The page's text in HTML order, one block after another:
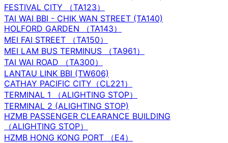
FESTIVAL CITY （TA123）
TAI WAI BBI - CHIK WAN STREET (TA140)
HOLFORD GARDEN （TA143）
MEI FAI STREET （TA150）
MEI LAM BUS TERMINUS （TA961）
TAI WAI ROAD （TA300）
LANTAU LINK BBI (TW606)
CATHAY PACIFIC CITY（CL221）
TERMINAL 1 （ALIGHTING STOP）
TERMINAL 2 (ALIGHTING STOP)
HZMB PASSENGER CLEARANCE BUILDING
（ALIGHTING STOP）
HZMB HONG KONG PORT （E4）